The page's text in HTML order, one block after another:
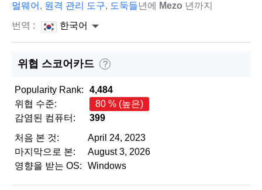
멀웨어 , 원격 관리 도구, 도둑들년에 Mezo 년까지
번역 :
한국어
위협 스코어카드 ?
Popularity Rank:
4,484
위협 수준:
80 % (높은)
감염된 컴퓨터:
399
처음 본 것:
April 24, 2023
마지막으로 본:
August 3, 2026
영향을 받는 OS:
Windows